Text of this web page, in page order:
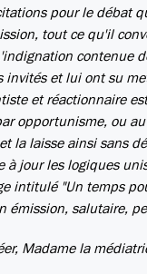
pour le débat
tout ce qu'il
contenue
invités et lui ont su
et réactionnaire
opportunisme, ou
la laisse ainsi sans
à jour les logiques
intitulé "Un temps
émission, salutaire,
Madame la